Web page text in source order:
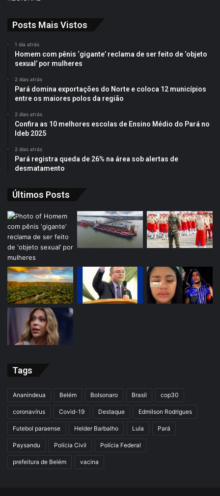
Posts Mais Vistos
1 dia atrás
Homem com pênis ‘gigante’ reclama de ser feito de ‘objeto
sexual’ por mulheres
2 dias atrás
Pará domina exportações do Norte e coloca 12 municípios
entre os maiores polos da região
2 dias atrás
Confira as 10 melhores escolas de Ensino Médio do Pará no
Ideb 2025
2 dias atrás
Pará registra queda de 26% na área sob alertas de
desmatamento
Últimos Posts
Tags
Ananindeua Belém Bolsonaro Brasil cop30
coronavírus Covid-19 Destaque Edmilson Rodrigues
Futebol paraense Helder Barbalho Lula Pará
Paysandu Polícia Civil Polícia Federal
prefeitura de Belém vacina